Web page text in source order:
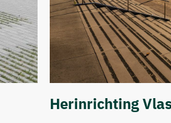
Herinrichting